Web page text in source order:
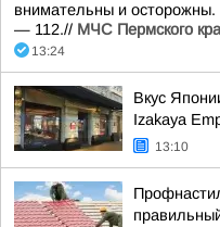
внимательны и
— 112.// МЧС Пермского
13:24
Вкус
Izakaya
13:10